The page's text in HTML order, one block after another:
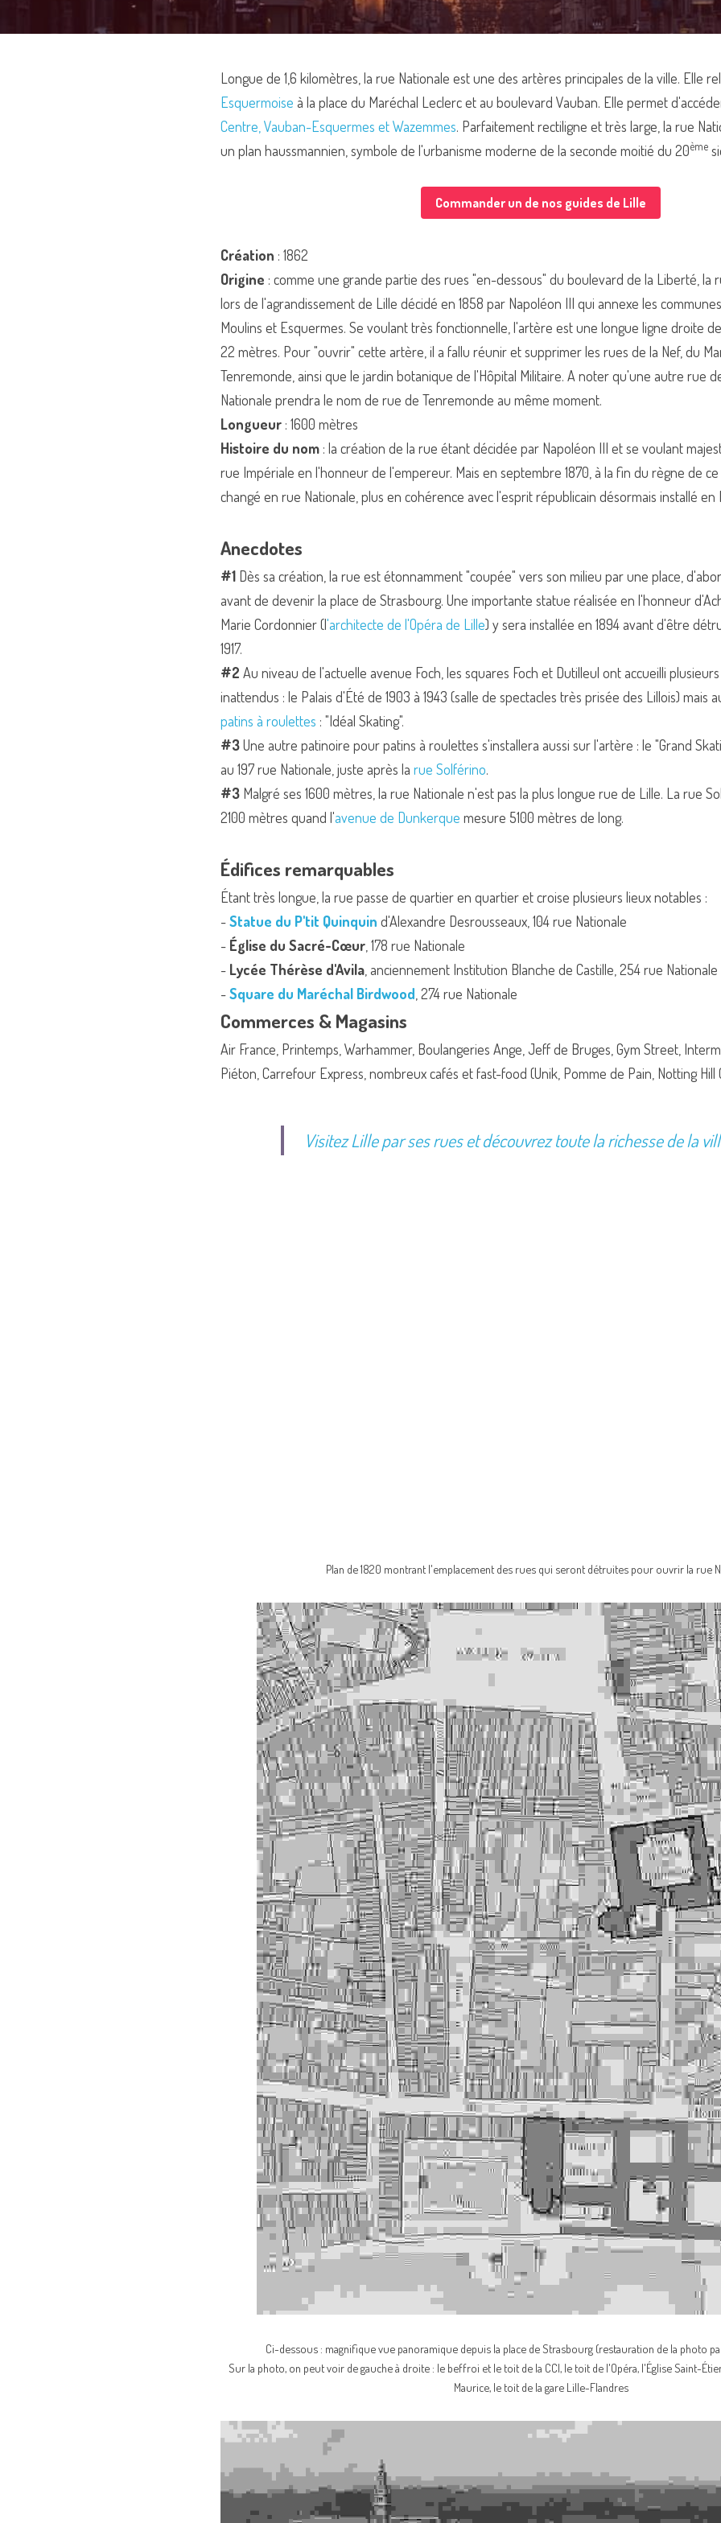
Longue de 1,6 kilomètres, la rue Nationale est une des artères principales de la ville. Elle
Esquermoise à la place du Maréchal Leclerc et au boulevard Vauban. Elle permet
Centre, Vauban-Esquermes et Wazemmes. Parfaitement rectiligne et très large, la rue
un plan haussmannien, symbole de l'urbanisme moderne de la seconde moitié du 20ème
Commander un de nos guides de Lille
Création : 1862
Origine : comme une grande partie des rues "en-dessous" du boulevard de la Liberté, la
lors de l'agrandissement de Lille décidé en 1858 par Napoléon III qui annexe les
Moulins et Esquermes. Se voulant très fonctionnelle, l'artère est une longue ligne droite
22 mètres. Pour "ouvrir" cette artère, il a fallu réunir et supprimer les rues de la Nef, du
Tenremonde, ainsi que le jardin botanique de l'Hôpital Militaire. A noter qu'une autre rue
Nationale prendra le nom de rue de Tenremonde au même moment.
Longueur : 1600 mètres
Histoire du nom : la création de la rue étant décidée par Napoléon III et se voulant
rue Impériale en l'honneur de l'empereur. Mais en septembre 1870, à la fin du règne de
changé en rue Nationale, plus en cohérence avec l'esprit républicain désormais installé en
Anecdotes
#1 Dès sa création, la rue est étonnamment "coupée" vers son milieu par une place,
avant de devenir la place de Strasbourg. Une importante statue réalisée en l'honneur
Marie Cordonnier (l'architecte de l'Opéra de Lille) y sera installée en 1894 avant d'être
1917.
#2 Au niveau de l'actuelle avenue Foch, les squares Foch et Dutilleul ont accueilli
inattendus : le Palais d'Été de 1903 à 1943 (salle de spectacles très prisée des Lillois) mais
patins à roulettes : "Idéal Skating".
#3 Une autre patinoire pour patins à roulettes s'installera aussi sur l'artère : le "Grand
au 197 rue Nationale, juste après la rue Solférino.
#3 Malgré ses 1600 mètres, la rue Nationale n'est pas la plus longue rue de Lille. La rue
2100 mètres quand l'avenue de Dunkerque mesure 5100 mètres de long.
Édifices remarquables
Étant très longue, la rue passe de quartier en quartier et croise plusieurs lieux notables :
- Statue du P'tit Quinquin d'Alexandre Desrousseaux, 104 rue Nationale
- Église du Sacré-Cœur , 178 rue Nationale
- Lycée Thérèse d'Avila , anciennement Institution Blanche de Castille, 254 rue Nationale
- Square du Maréchal Birdwood , 274 rue Nationale
Commerces & Magasins
Air France, Printemps, Warhammer, Boulangeries Ange, Jeff de Bruges, Gym Street,
Piéton, Carrefour Express, nombreux cafés et fast-food (Unik, Pomme de Pain, Notting Hill
Visitez Lille par ses rues et découvrez toute la richesse de la
Plan de 1820 montrant l'emplacement des rues qui seront détruites pour ouvrir la rue
Ci-dessous : magnifique vue panoramique depuis la place de Strasbourg (restauration de la photo
Sur la photo, on peut voir de gauche à droite : le beffroi et le toit de la CCI, le toit de l'Opéra, l'Église Saint-
Maurice, le toit de la gare Lille-Flandres